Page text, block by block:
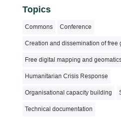
Topics
Commons Conference
Creation and dissemination of free
Free digital mapping and
Humanitarian Crisis Response
Organisational capacity building
Technical documentation